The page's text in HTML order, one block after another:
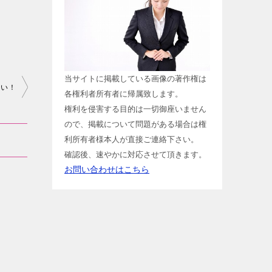
！
当サイトに掲載している画像の著作権は
各権利者所有者に帰属致します。
権利を侵害する目的は一切御座いません
ので、掲載について問題がある場合は権
利所有者様本人が直接ご連絡下さい。
確認後、速やかに対応させて頂きます。
お問い合わせはこちら